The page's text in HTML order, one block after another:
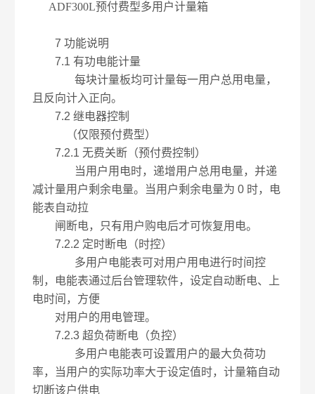
ADF300L预付费型多用户计量箱
7 功能说明
7.1 有功电能计量
每块计量板均可计量每一用户总用电量，
且反向计入正向。
7.2 继电器控制
（仅限预付费型）
7.2.1 无费关断（预付费控制）
当用户用电时，递增用户总用电量，并递
减计量用户剩余电量。当用户剩余电量为 0 时，电
能表自动拉
闸断电，只有用户购电后才可恢复用电。
7.2.2 定时断电（时控）
多用户电能表可对用户用电进行时间控
制，电能表通过后台管理软件，设定自动断电、上
电时间，方便
对用户的用电管理。
7.2.3 超负荷断电（负控）
多用户电能表可设置用户的最大负荷功
率，当用户的实际功率大于设定值时，计量箱自动
切断该户供电